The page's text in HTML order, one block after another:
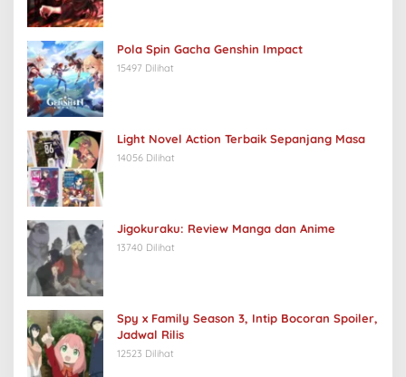
Pola Spin Gacha Genshin Impact
15497 Dilihat
Light Novel Action Terbaik Sepanjang Masa
14056 Dilihat
Jigokuraku: Review Manga dan Anime
13740 Dilihat
Spy x Family Season 3, Intip Bocoran Spoiler,
Jadwal Rilis
12523 Dilihat